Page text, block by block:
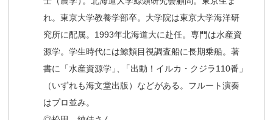
れ。東京大学教養学部卒。大学院は東京大学海洋研
究所に配属。1993年北海道大に赴任。専門は水産資
源学。学生時代には鯨類目視調査船に長期乗船。著
書に「水産資源学 」、 「出動！イルカ・クジラ110番 」
（いずれも海文堂出版）などがある。フルート演奏
はプロ並み。